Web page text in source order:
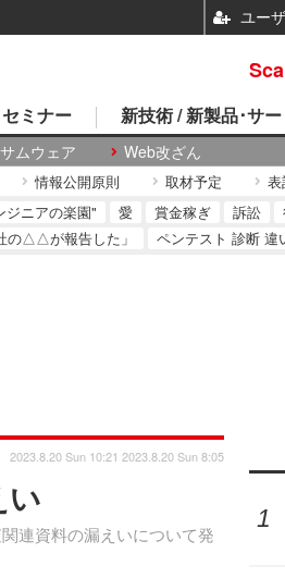
ムウェア Web改ざん
ミナー 新技術 / 新製品･サ
情報公開原則 取材予定 表
ジニアの楽園" 愛 賞金稼ぎ 訴訟
の△△が報告した」
ペンテスト 診断 違
い
連資料の漏えいについて発
2023.8.20 Sun 10:21 2023.8.20 Sun 8:05
ユー